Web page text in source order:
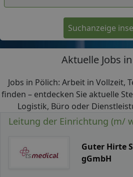
Suchanzeige
Aktuelle Jobs
Jobs in Pölich: Arbeit in Vollzeit,
finden – entdecken Sie aktuelle
Logistik, Büro oder
Leitung der Einrichtung (m/
Guter Hirte
gGmbH